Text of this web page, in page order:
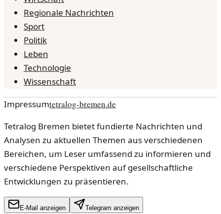
Regionale Nachrichten
Sport
Politik
Leben
Technologie
Wissenschaft
Impressumtetralog-bremen.de
Tetralog Bremen bietet fundierte Nachrichten und
Analysen zu aktuellen Themen aus verschiedenen
Bereichen, um Leser umfassend zu informieren und
verschiedene Perspektiven auf gesellschaftliche
Entwicklungen zu präsentieren.
E-Mail anzeigen Telegram anzeigen